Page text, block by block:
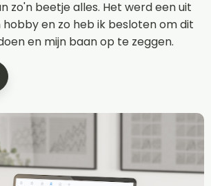
zo'n beetje alles. Het werd een uit
en zo heb ik besloten om dit
en mijn baan op te zeggen.